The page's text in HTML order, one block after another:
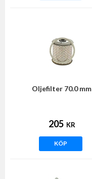
Oljefilter 70.0 mm
205 KR
KÖP